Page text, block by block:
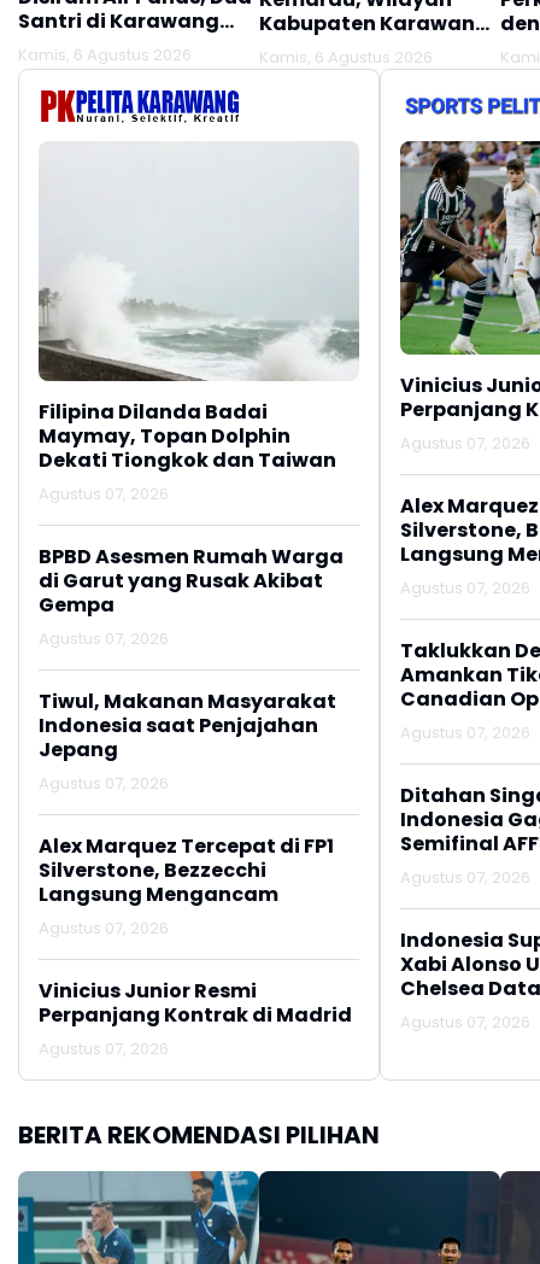
Santri di Karawang
Terluka Akibat Aksi
Oknum Linmas
Kamis, 6 Agustus 2026
Kabupaten Karawang
Kekeringan Makin
Meluas
Kamis, 6 Agustus 2026
Filipina Dilanda Badai
Maymay, Topan Dolphin
Dekati Tiongkok dan Taiwan
Agustus 07, 2026
BPBD Asesmen Rumah Warga
di Garut yang Rusak Akibat
Gempa
Agustus 07, 2026
Tiwul, Makanan Masyarakat
Indonesia saat Penjajahan
Jepang
Agustus 07, 2026
Alex Marquez Tercepat di FP1
Silverstone, Bezzecchi
Langsung Mengancam
Agustus 07, 2026
Vinicius Junior Resmi
Perpanjang Kontrak di Madrid
Agustus 07, 2026
Vinicius
Perpanjang
Agustus 07, 2026
Alex
Silverstone,
Langsung
Agustus 07, 2026
Taklukkan
Amankan
Canadian
Agustus 07, 2026
Ditahan
Indonesia
Semifinal
Agustus 07, 2026
Indonesia
Xabi Alonso
Chelsea
Agustus 07, 2026
BERITA REKOMENDASI PILIHAN